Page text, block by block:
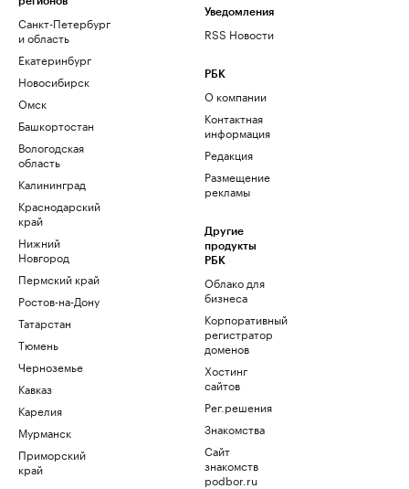
Санкт-Петербург
и область
Екатеринбург
Новосибирск
Омск
Башкортостан
Вологодская
область
Калининград
Краснодарский
край
Нижний
Новгород
Пермский край
Ростов-на-Дону
Татарстан
Тюмень
Черноземье
Кавказ
Карелия
Мурманск
Приморский
край
Уведомления
RSS Новости
РБК
О компании
Контактная
информация
Редакция
Размещение
рекламы
Другие
продукты
РБК
Облако для
бизнеса
Корпоративный
регистратор
доменов
Хостинг
сайтов
Рег.решения
Знакомства
Сайт
знакомств
podbor.ru